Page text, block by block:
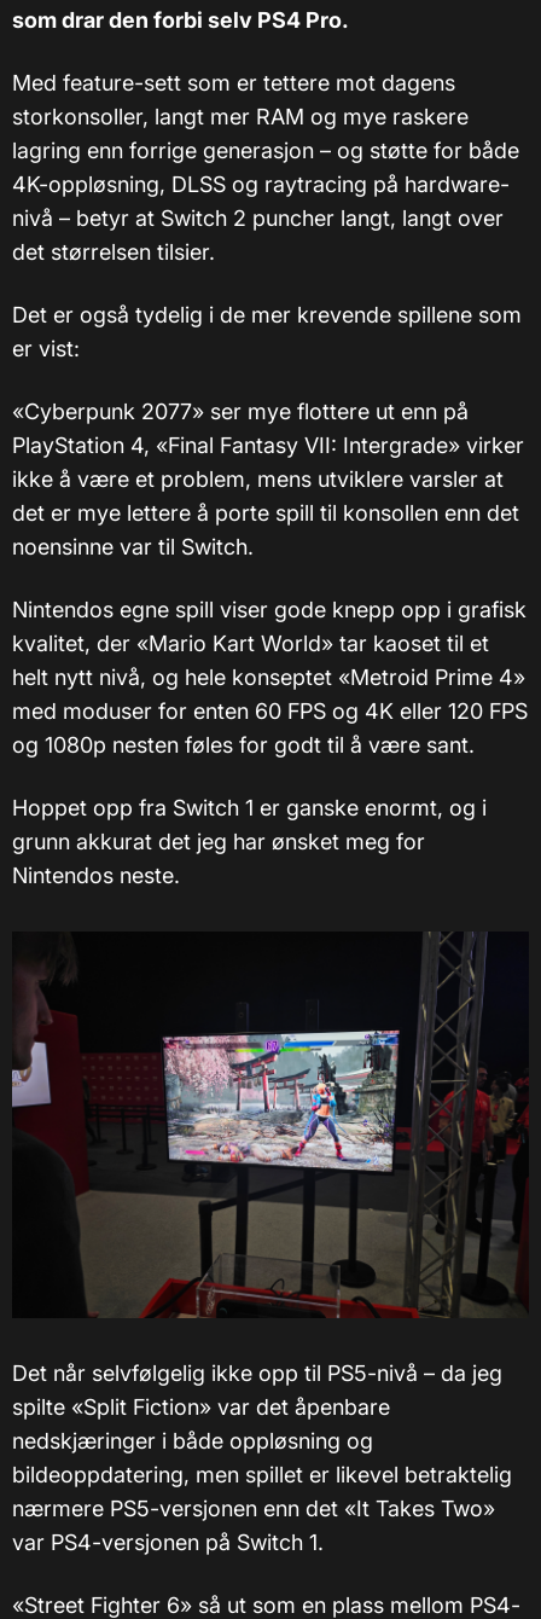
som drar den forbi selv PS4 Pro.
Med feature-sett som er tettere mot dagens
storkonsoller, langt mer RAM og mye raskere
lagring enn forrige generasjon – og støtte for både
4K-oppløsning, DLSS og raytracing på hardware-
nivå – betyr at Switch 2 puncher langt, langt over
det størrelsen tilsier.
Det er også tydelig i de mer krevende spillene som
er vist:
«Cyberpunk 2077» ser mye flottere ut enn på
PlayStation 4, «Final Fantasy VII: Intergrade» virker
ikke å være et problem, mens utviklere varsler at
det er mye lettere å porte spill til konsollen enn det
noensinne var til Switch.
Nintendos egne spill viser gode knepp opp i grafisk
kvalitet, der «Mario Kart World» tar kaoset til et
helt nytt nivå, og hele konseptet «Metroid Prime 4»
med moduser for enten 60 FPS og 4K eller 120 FPS
og 1080p nesten føles for godt til å være sant.
Hoppet opp fra Switch 1 er ganske enormt, og i
grunn akkurat det jeg har ønsket meg for
Nintendos neste.
Det når selvfølgelig ikke opp til PS5-nivå – da jeg
spilte «Split Fiction» var det åpenbare
nedskjæringer i både oppløsning og
bildeoppdatering, men spillet er likevel betraktelig
nærmere PS5-versjonen enn det «It Takes Two»
var PS4-versjonen på Switch 1.
«Street Fighter 6» så ut som en plass mellom PS4-